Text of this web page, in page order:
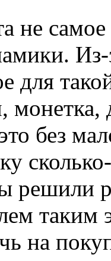
не
для
монетка,
без
решили
таким
на